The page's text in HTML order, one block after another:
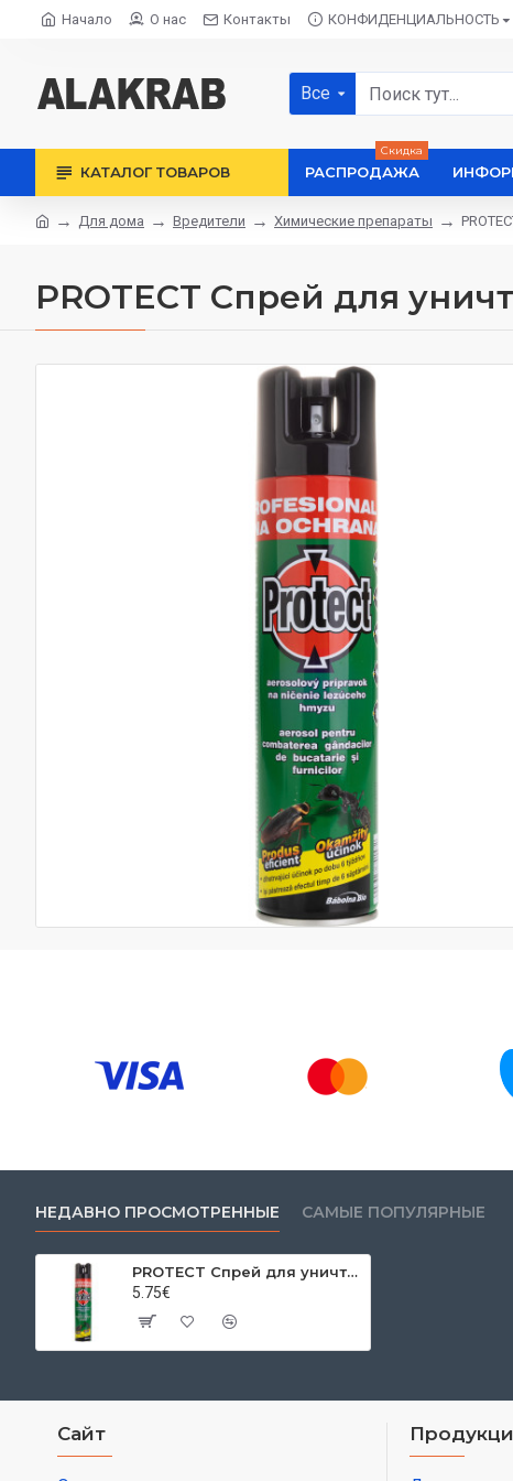
Начало О нас Контакты КОНФИДЕНЦИАЛЬНОСТЬ
Все
КАТАЛОГ ТОВАРОВ РАСПРОДАЖА
Скидка
Для дома Вредители Химические препараты
PROTECT Спрей для
НЕДАВНО ПРОСМОТРЕННЫЕ САМЫЕ ПОПУЛЯРНЫЕ
PROTECT Спрей для уничтожения ползающих насекомых, 400 мл
5.75€
Сайт